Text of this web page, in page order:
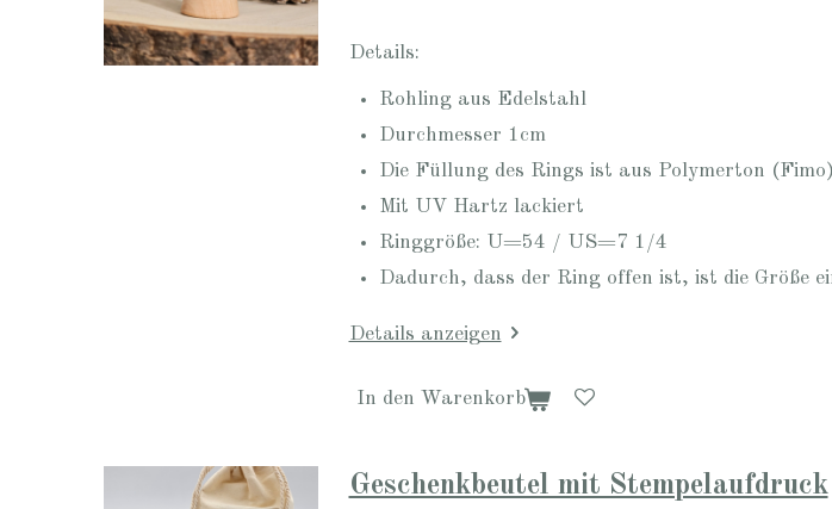
Details:
Rohling aus Edelstahl
Durchmesser 1cm
Die Füllung des Rings ist aus Polymerton (Fimo)
Mit UV Hartz lackiert
Ringgröße: U=54 / US=7 1/4
Dadurch, dass der Ring offen ist, ist die Größe
Details anzeigen
In den Warenkorb
Geschenkbeutel mit Stempelaufdruck